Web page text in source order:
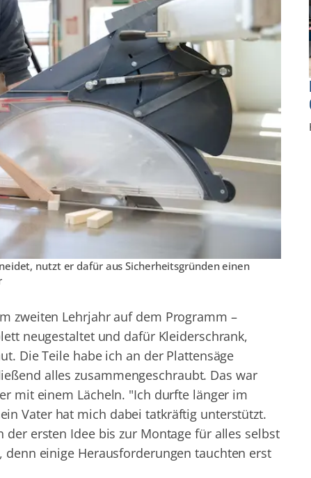
nutzt er dafür aus Sicherheitsgründen einen
zweiten Lehrjahr auf dem Programm –
neugestaltet und dafür Kleiderschrank,
Die Teile habe ich an der Plattensäge
alles zusammengeschraubt. Das war
mit einem Lächeln. "Ich durfte länger im
Vater hat mich dabei tatkräftig unterstützt.
ersten Idee bis zur Montage für alles selbst
einige Herausforderungen tauchten erst